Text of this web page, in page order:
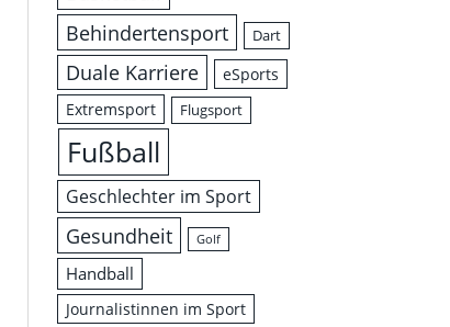
Behindertensport
Dart
Duale Karriere
eSports
Extremsport
Flugsport
Fußball
Geschlechter im Sport
Gesundheit Golf
Handball
Journalistinnen im Sport